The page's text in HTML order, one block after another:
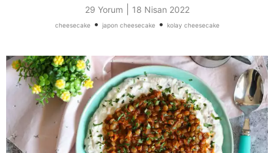
29 Yorum 18 Nisan 2022
cheesecake• japon cheesecake• kolay cheesecake